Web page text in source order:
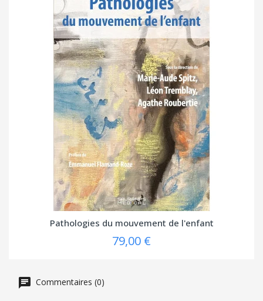
Pathologies du mouvement de l'enfant
79,00 €
Commentaires (0)